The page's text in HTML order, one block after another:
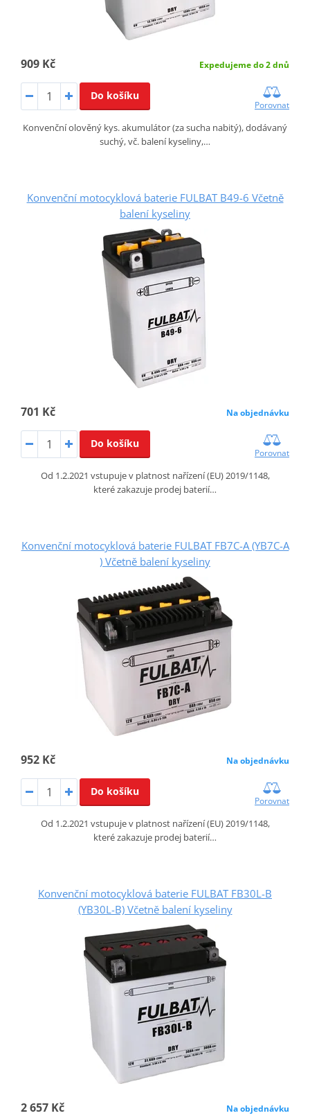
909 Kč Expedujeme do 2 dnů
Do košíku
Porovnat
Konvenční olověný kys. akumulátor (za sucha nabitý), dodávaný
suchý, vč. balení kyseliny,…
Konvenční motocyklová baterie FULBAT B49-6 Včetně
balení kyseliny
701 Kč Na objednávku
Do košíku
Porovnat
Od 1.2.2021 vstupuje v platnost nařízení (EU) 2019/1148,
které zakazuje prodej baterií…
Konvenční motocyklová baterie FULBAT FB7C-A (YB7C-A
) Včetně balení kyseliny
952 Kč Na objednávku
Do košíku
Porovnat
Od 1.2.2021 vstupuje v platnost nařízení (EU) 2019/1148,
které zakazuje prodej baterií…
Konvenční motocyklová baterie FULBAT FB30L-B
(YB30L-B) Včetně balení kyseliny
2 657 Kč Na objednávku